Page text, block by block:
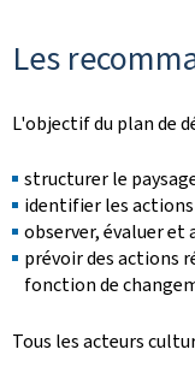
Les
L'objectif du plan de
structurer le
identifier les
observer, évaluer et
prévoir des actions
fonction de
Tous les acteurs